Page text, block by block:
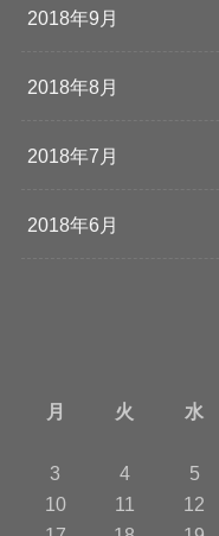
2018年9月
2018年8月
2018年7月
2018年6月
月
火 水
3
4 5
10
11 12